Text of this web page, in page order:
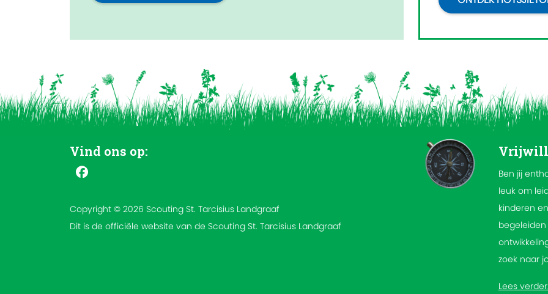
Vind ons op:
Copyright © 2026 Scouting St. Tarcisius Landgraaf
Dit is de officiële website van de Scouting St. Tarcisius Landgraaf
Ben jij
leuk om
kinderen
zoek naar
Lees